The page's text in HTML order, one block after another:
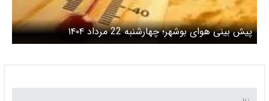
پیش بینی هوای بوشهر؛ چهارشنبه 22 مرداد ۱۴۰۴